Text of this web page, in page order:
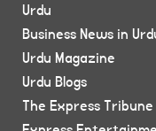
Urdu
Business News in
Urdu Magazine
Urdu Blogs
The Express Tribune